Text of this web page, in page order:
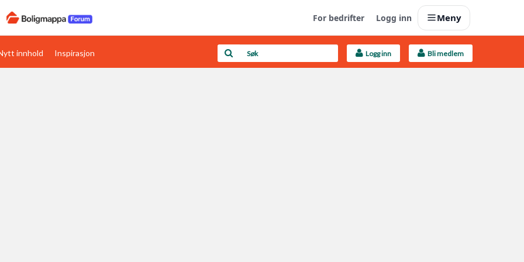
For bedrifter Logg inn Meny
Boligens papirer Last opp selv
innhold Inspirasjon Logg inn Bli medlem